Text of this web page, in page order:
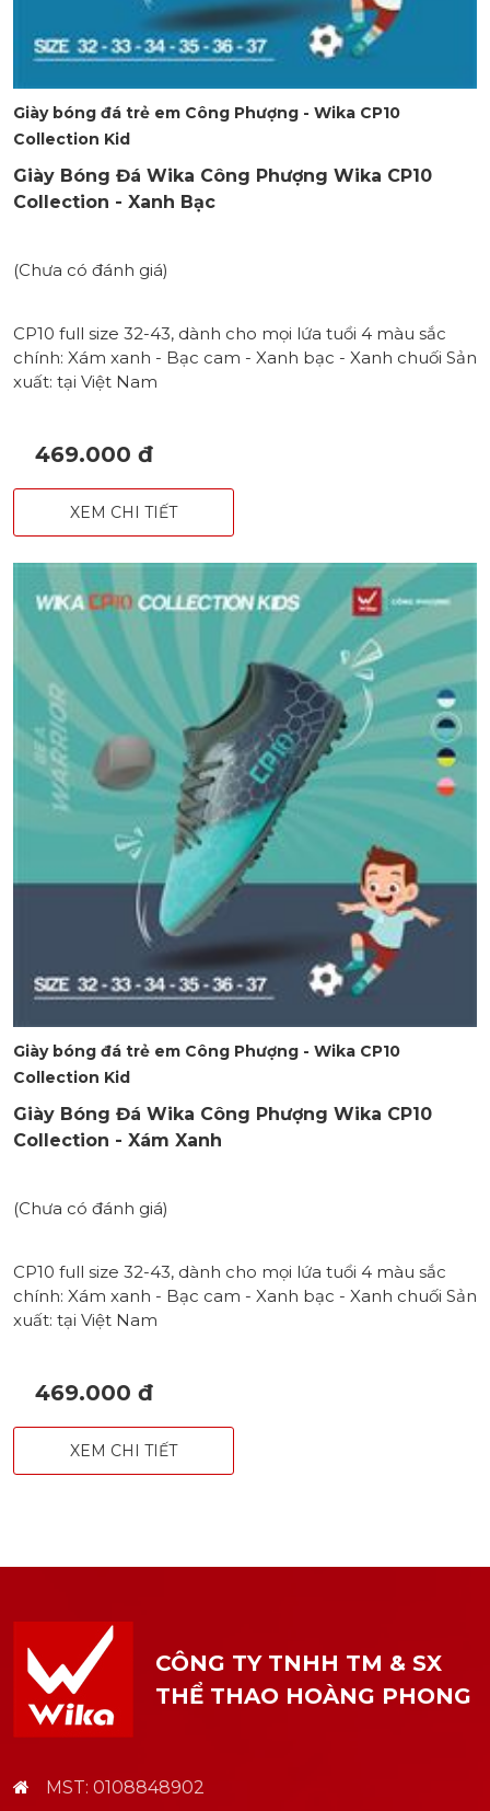
Giày bóng đá trẻ em Công Phượng - Wika CP10
Collection Kid
Giày Bóng Đá Wika Công Phượng Wika CP10
Collection - Xanh Bạc
(Chưa có đánh giá)
CP10 full size 32-43, dành cho mọi lứa tuổi 4 màu sắc
chính: Xám xanh - Bạc cam - Xanh bạc - Xanh chuối Sản
xuất: tại Việt Nam
469.000 đ
XEM CHI TIẾT
Giày bóng đá trẻ em Công Phượng - Wika CP10
Collection Kid
Giày Bóng Đá Wika Công Phượng Wika CP10
Collection - Xám Xanh
(Chưa có đánh giá)
CP10 full size 32-43, dành cho mọi lứa tuổi 4 màu sắc
chính: Xám xanh - Bạc cam - Xanh bạc - Xanh chuối Sản
xuất: tại Việt Nam
469.000 đ
XEM CHI TIẾT
CÔNG TY TNHH TM & SX
THỂ THAO HOÀNG PHONG
MST: 0108848902